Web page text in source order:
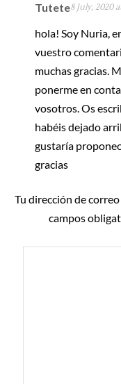
Tutete8 July, 2020
hola! Soy Nuria,
vuestro
muchas gracias.
ponerme en
vosotros. Os
habéis dejado
gustaría
gracias
Tu dirección de
campos